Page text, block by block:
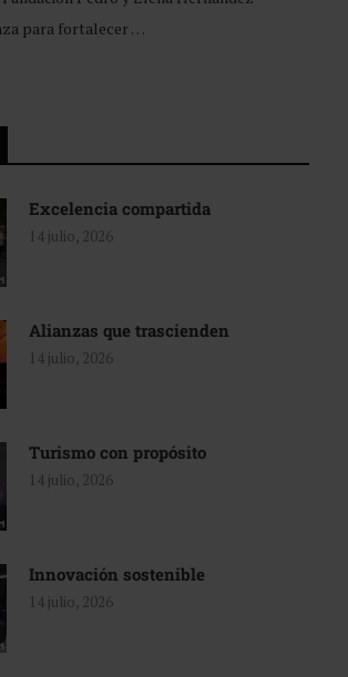
para fortalecer …
Excelencia compartida
14 julio, 2026
Alianzas que trascienden
14 julio, 2026
Turismo con propósito
14 julio, 2026
Innovación sostenible
14 julio, 2026